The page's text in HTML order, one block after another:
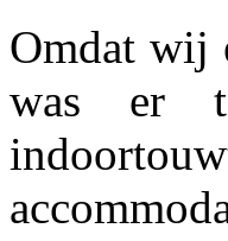
Omdat wij
was er